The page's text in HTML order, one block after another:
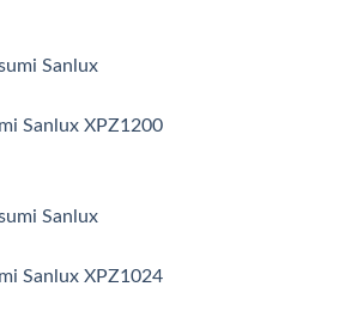
Sanlux XPZ1200
Sanlux XPZ1024